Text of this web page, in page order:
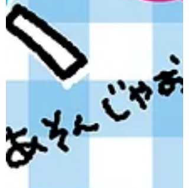
（先着順） 【申込方法】メールにて：
artis8nohe@gmail.com ①【参加希望日】
②【参加されるお子様の氏名（ふりが
な）】 ③【